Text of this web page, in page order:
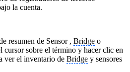
la cuenta.
resumen de Sensor , Bridge o
cursor sobre el término y hacer clic en
ver el inventario de Bridge y sensores